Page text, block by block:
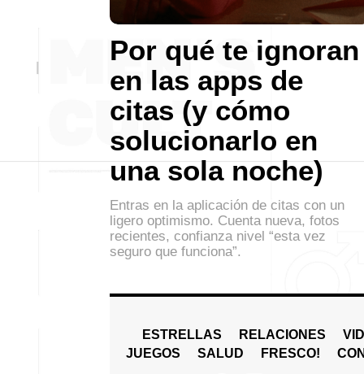
Por qué te ignoran
en las apps de
citas (y cómo
solucionarlo en
una sola noche)
Entras en la aplicación de citas con un
ligero optimismo. Cuenta nueva, fotos
recientes, confianza nivel “esta vez
seguro que funciona”.
ESTRELLAS RELACIONES
JUEGOS
SALUD FRESCO!